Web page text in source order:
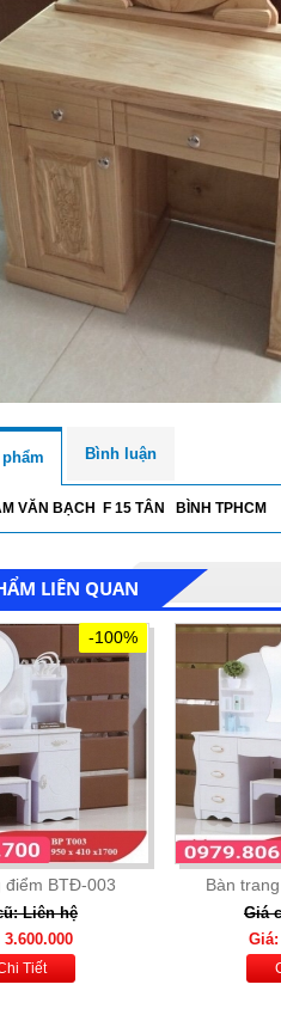
Bình luận
VĂN BẠCH F 15 TÂN BÌNH TPHCM
LIÊN QUAN
-100%
điểm BTĐ-003
Liên hệ
Tiết
Bàn
Giá
Giá: